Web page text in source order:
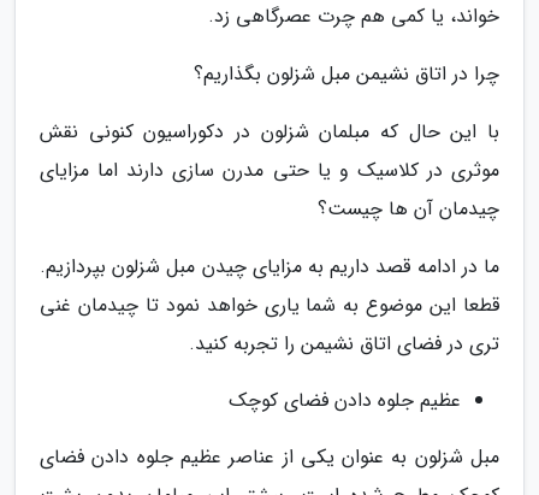
خواند، یا کمی هم چرت عصرگاهی زد.
چرا در اتاق نشیمن مبل شزلون بگذاریم؟
با این حال که مبلمان شزلون در دکوراسیون کنونی نقش
موثری در کلاسیک و یا حتی مدرن سازی دارند اما مزایای
چیدمان آن ها چیست؟
ما در ادامه قصد داریم به مزایای چیدن مبل شزلون بپردازیم.
قطعا این موضوع به شما یاری خواهد نمود تا چیدمان غنی
تری در فضای اتاق نشیمن را تجربه کنید.
عظیم جلوه دادن فضای کوچک
مبل شزلون به عنوان یکی از عناصر عظیم جلوه دادن فضای